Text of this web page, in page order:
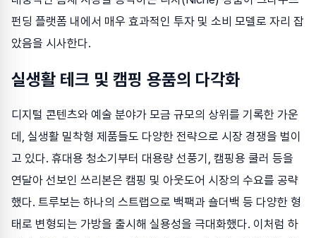
펀딩 플랫폼 내에서 매우 효과적인 투자 및 소비 모델로 자리 잡
았음을 시사한다.
실생활 테크 및 캠핑 용품의 다각화
디지털 콘텐츠와 예술 분야가 모금 규모의 상위를 기록한 가운
데, 실생활 밀착형 제품들도 다양한 전략으로 시장 경쟁을 벌이
고 있다. 휴대용 청소기부터 대용량 선풍기, 캠핑용 쿨러 등을
연달아 선보인 쓰리본은 캠핑 및 아웃도어 시장의 수요를 공략
했다. 트루보는 하나의 스트랩으로 백팩과 숄더백 등 다양한 형
태로 변형되는 가방을 출시해 실용성을 극대화했다. 이처럼 하